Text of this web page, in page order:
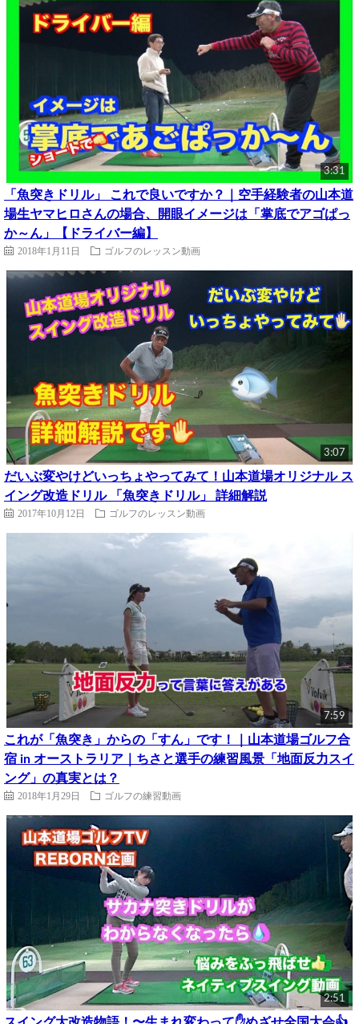
3:31
「魚突きドリル」 これで良いですか？｜空手経験者の山本道
場生ヤマヒロさんの場合、開眼イメージは「掌底でアゴぱっ
か～ん」【ドライバー編】
2018年1月11日 ゴルフのレッスン動画
3:07
だいぶ変やけどいっちょやってみて！山本道場オリジナル ス
イング改造ドリル 「魚突きドリル」 詳細解説
2017年10月12日 ゴルフのレッスン動画
7:59
これが「魚突き」からの「すん」です！｜山本道場ゴルフ合
宿 in オーストラリア｜ちさと選手の練習風景「地面反力スイ
ング」の真実とは？
2018年1月29日 ゴルフの練習動画
2:51